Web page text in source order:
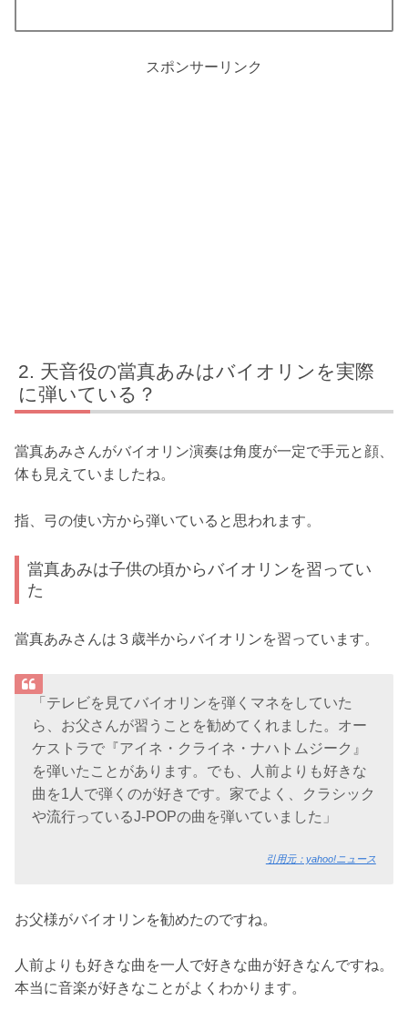
スポンサーリンク
天音役の當真あみはバイオリンを実際
に弾いている？
當真あみさんがバイオリン演奏は角度が一定で手元と顔、
体も見えていましたね。
指、弓の使い方から弾いていると思われます。
當真あみは子供の頃からバイオリンを習ってい
た
當真あみさんは３歳半からバイオリンを習っています。
「テレビを見てバイオリンを弾くマネをしていた
ら、お父さんが習うことを勧めてくれました。オー
ケストラで『アイネ・クライネ・ナハトムジーク』
を弾いたことがあります。でも、人前よりも好きな
曲を1人で弾くのが好きです。家でよく、クラシック
や流行っているJ-POPの曲を弾いていました」
引用元：yahoo!ニュース
お父様がバイオリンを勧めたのですね。
人前よりも好きな曲を一人で好きな曲が好きなんですね。
本当に音楽が好きなことがよくわかります。